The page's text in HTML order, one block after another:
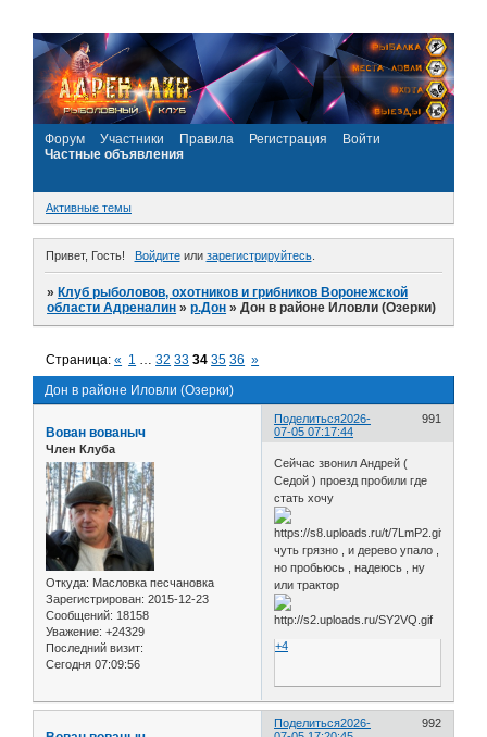
Форум Участники Правила Регистрация
Войти
Частные объявления
Активные темы
Привет, Гость! Войдитеили зарегистрируйтесь.
»Клуб рыболовов, охотников и грибников Воронежской
области Адреналин »р.Дон »Дон в районе Иловли (Озерки)
Дон в районе Иловли (Озерки)
Страница:« 1 … 32 33 34 35 36 »
Поделиться 991
2026-
07-05 07:17:44
Вован вованыч
Член Клуба
Откуда: Масловка песчановка
Зарегистрирован: 2015-12-23
Сообщений: 18158
Уважение: +24329
Последний визит:
Сегодня 07:09:56
Сейчас звонил Андрей (
Седой ) проезд пробили где
стать хочу
чуть грязно , и дерево упало ,
но пробьюсь , надеюсь , ну
или трактор
+4
Поделиться 992
2026-